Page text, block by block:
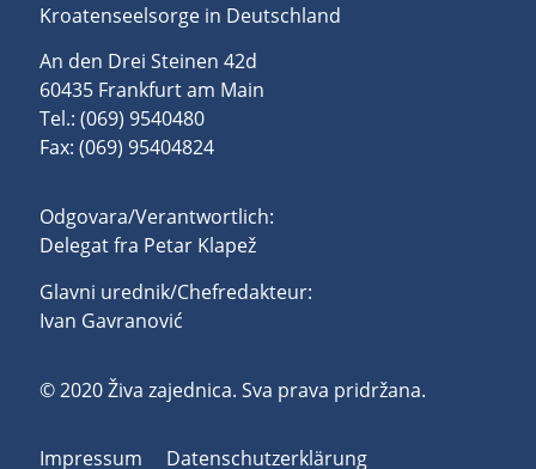
Kroatenseelsorge in Deutschland
An den Drei Steinen 42d
60435 Frankfurt am Main
Tel.: (069) 9540480
Fax: (069) 95404824
Odgovara/Verantwortlich:
Delegat fra Petar Klapež
Glavni urednik/Chefredakteur:
Ivan Gavranović
© 2020 Živa zajednica. Sva prava pridržana.
Impressum
Datenschutzerklärung